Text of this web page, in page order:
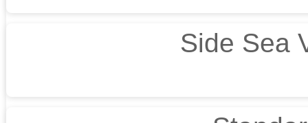
Side Sea